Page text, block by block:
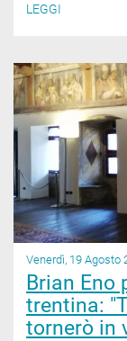
LEGGI
Venerdì, 19 Agosto
Brian
trentina:
tornerò in